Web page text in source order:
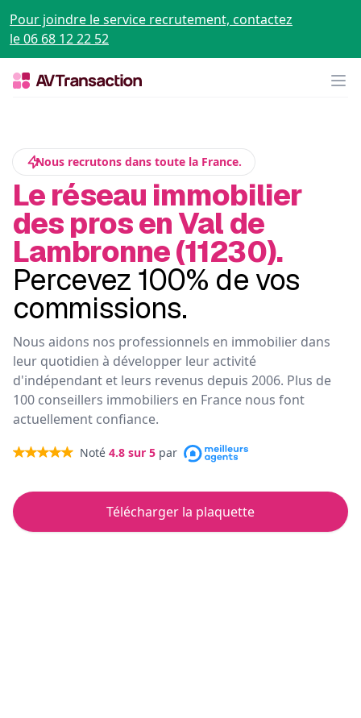
Pour joindre le service recrutement, contactez
le 06 68 12 22 52
Nous recrutons dans toute la France.
Le réseau immobilier
des pros en Val de
Lambronne (11230).
Percevez 100% de vos
commissions.
Nous aidons nos professionnels en immobilier dans
leur quotidien à développer leur activité
d'indépendant et leurs revenus depuis 2006. Plus de
100 conseillers immobiliers en France nous font
actuellement confiance.
Noté 4.8 sur 5 par
Télécharger la plaquette